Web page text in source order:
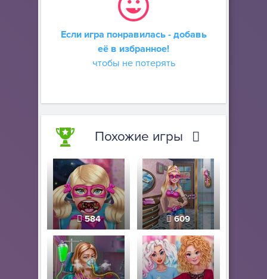
Если игра понравилась - добавь
её в избранное!
чтобы не потерять
Похожие игры
584 609